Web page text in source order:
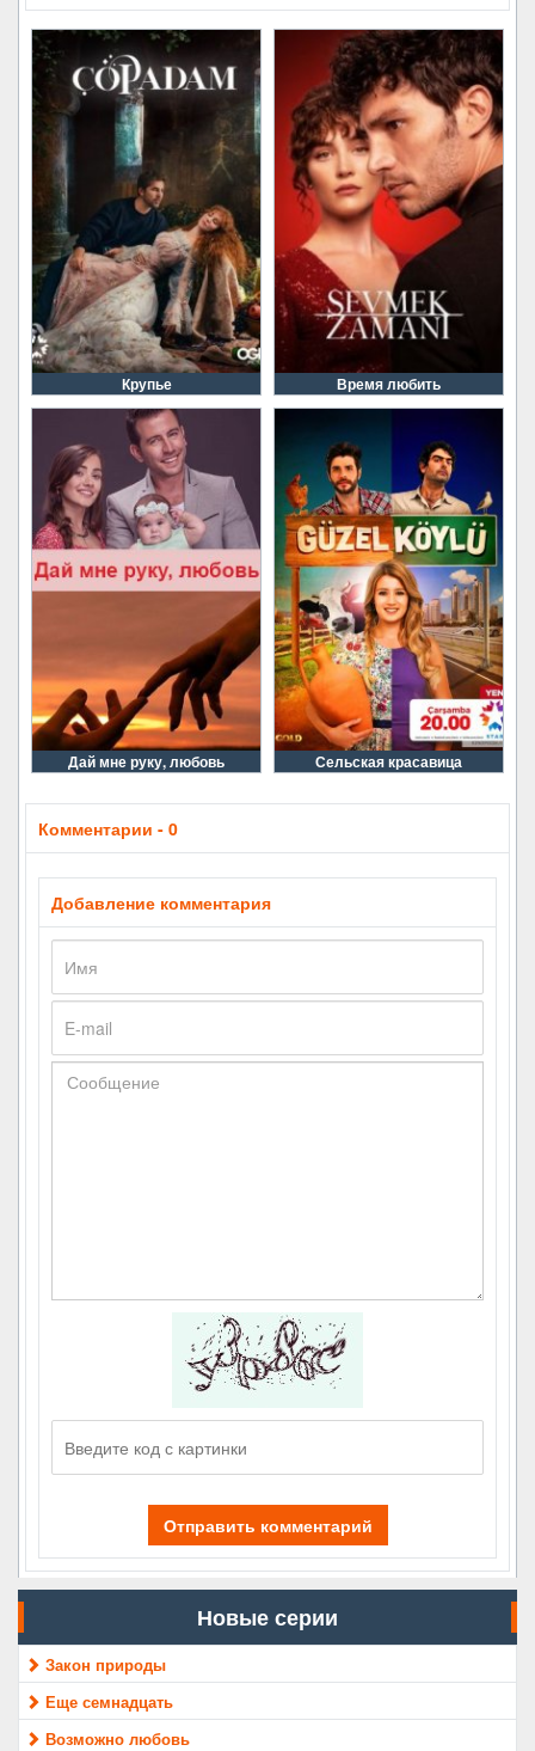
Крупье Время любить
Дай мне руку, любовь Сельская красавица
Комментарии - 0
Добавление комментария
Отправить комментарий
Новые серии
Закон природы
Еще семнадцать
Возможно любовь